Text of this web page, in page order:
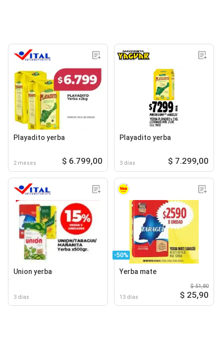
Playadito yerba
2 meses $ 6.799,00
Playadito yerba
3 días $ 7.299,00
Union yerba
3 días
-50%
Yerba mate
13 días
$ 51,80
$ 25,90